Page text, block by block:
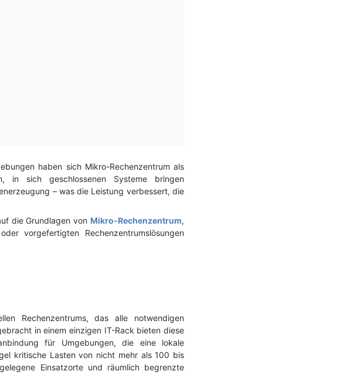
haben sich Mikro-Rechenzentrum als
in sich geschlossenen Systeme bringen
– was die Leistung verbessert, die
die Grundlagen von Mikro-Rechenzentrum,
vorgefertigten Rechenzentrumslösungen
Rechenzentrums, das alle notwendigen
in einem einzigen IT-Rack bieten diese
für Umgebungen, die eine lokale
kritische Lasten von nicht mehr als 100 bis
Einsatzorte und räumlich begrenzte